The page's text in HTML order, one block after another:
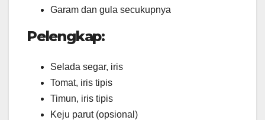
Garam dan gula secukupnya
Pelengkap:
Selada segar, iris
Tomat, iris tipis
Timun, iris tipis
Keju parut (opsional)